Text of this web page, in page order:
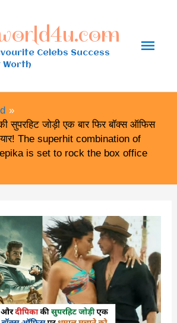
Celebs Success
Worth
Main
सुपरहिट जोड़ी एक बार फिर बॉक्स ऑफिस
The superhit combination of
is set to rock the box office